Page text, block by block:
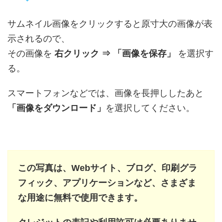
サムネイル画像をクリックすると原寸大の画像が表
示されるので、
その画像を 右クリック ⇒ 「画像を保存」
を選択す
る。
スマートフォンなどでは、画像を長押ししたあと
「画像をダウンロード」 を選択してください。
この写真は、Webサイト、ブログ、印刷グラ
フィック、アプリケーションなど、さまざま
な用途に無料で使用できます。